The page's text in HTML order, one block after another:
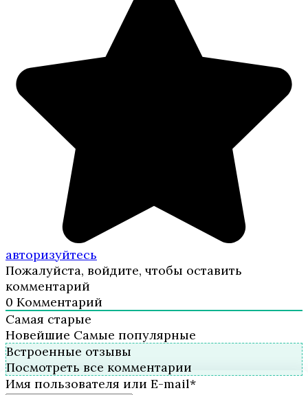
авторизуйтесь
Пожалуйста, войдите, чтобы оставить
комментарий
0 Комментарий
Самая старые
Новейшие Самые популярные
Встроенные отзывы
Посмотреть все комментарии
Имя пользователя или E-mail*